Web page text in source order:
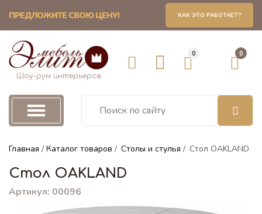
ПРЕДЛОЖИТЕ СВОЮ ЦЕНУ! КАК ЭТО РАБОТАЕТ?
0 0
Шоу-рум интерьеров
Главная / Каталог товаров / Столы и стулья / Стол OAKLAND
Стол OAKLAND
Артикул: 00096
и стулья
и Стулья
обеденные
кухонные
Столы
Столы
Столы
стеклянные